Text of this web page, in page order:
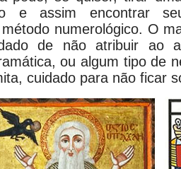
e assim encontrar seu
numerológico. O
de não atribuir ao
ou algum tipo de
cuidado para não ficar